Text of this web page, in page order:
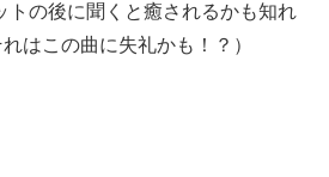
トの後に聞くと癒されるかも知れ
はこの曲に失礼かも！？）